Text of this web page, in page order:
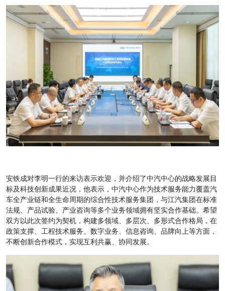
安铁成对李明一行的来访表示欢迎，并介绍了中汽中心的战略发展目
标及科技创新成果近况，他表示，中汽中心作为技术服务能力覆盖汽
车全产业链和全生命周期的综合性技术服务集团，与江汽集团在标准
法规、产品试验、产业咨询等多个业务领域拥有坚实合作基础。希望
双方以此次签约为契机，构建多领域、多层次、多形式合作格局，在
政策支撑、工程技术服务、数字业务、信息咨询、品牌向上等方面，
不断创新合作模式，实现互利共赢、协同发展。